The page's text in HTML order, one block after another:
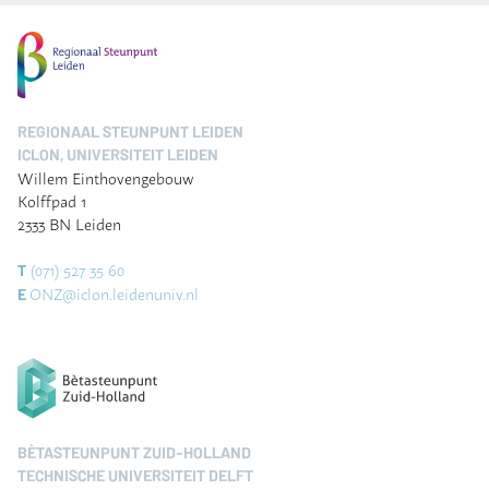
REGIONAAL STEUNPUNT LEIDEN
ICLON, UNIVERSITEIT LEIDEN
Willem Einthovengebouw
Kolffpad 1
2333 BN Leiden
T (071) 527 35 60
E ONZ@iclon.leidenuniv.nl
BÈTASTEUNPUNT ZUID-HOLLAND
TECHNISCHE UNIVERSITEIT DELFT